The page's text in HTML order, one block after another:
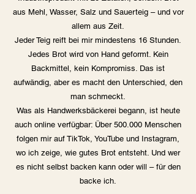
aus Mehl, Wasser, Salz und Sauerteig – und vor
allem aus Zeit.
Jeder Teig reift bei mir mindestens 16 Stunden.
Jedes Brot wird von Hand geformt. Kein
Backmittel, kein Kompromiss. Das ist
aufwändig, aber es macht den Unterschied, den
man schmeckt.
Was als Handwerksbäckerei begann, ist heute
auch online verfügbar: Über 500.000 Menschen
folgen mir auf TikTok, YouTube und Instagram,
wo ich zeige, wie gutes Brot entsteht. Und wer
es nicht selbst backen kann oder will – für den
backe ich.